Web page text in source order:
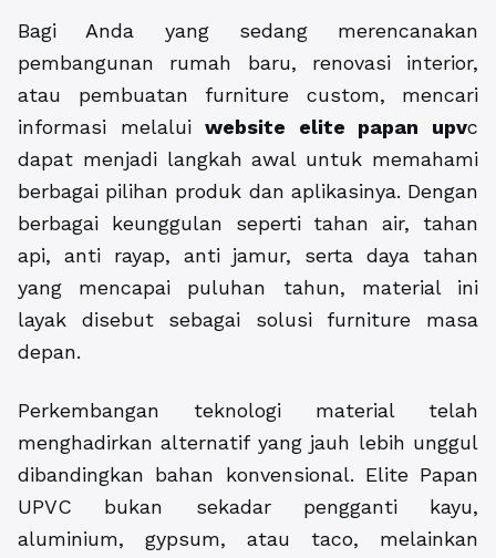
Bagi Anda yang sedang merencanakan
pembangunan rumah baru, renovasi interior,
atau pembuatan furniture custom, mencari
informasi melaluiwebsite elite papan upvc
dapat menjadi langkah awal untuk memahami
berbagai pilihan produk dan aplikasinya. Dengan
berbagai keunggulan seperti tahan air, tahan
api, anti rayap, anti jamur, serta daya tahan
yang mencapai puluhan tahun, material ini
layak disebut sebagai solusi furniture masa
depan.
Perkembangan teknologi material telah
menghadirkan alternatif yang jauh lebih unggul
dibandingkan bahan konvensional. Elite Papan
UPVC bukan sekadar pengganti kayu,
aluminium, gypsum, atau taco, melainkan